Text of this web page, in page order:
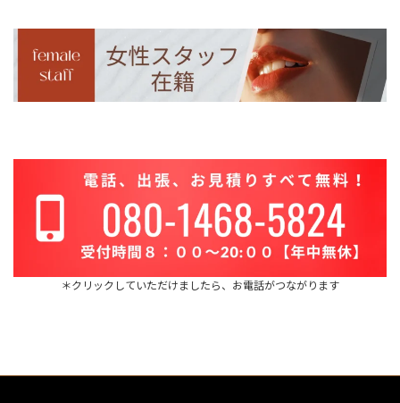
＊クリックしていただけましたら、お電話がつながります